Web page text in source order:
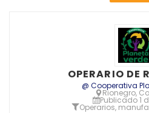
OPERARIO DE
@ Cooperativa
Rionegro,
Publicado 1
Operarios,